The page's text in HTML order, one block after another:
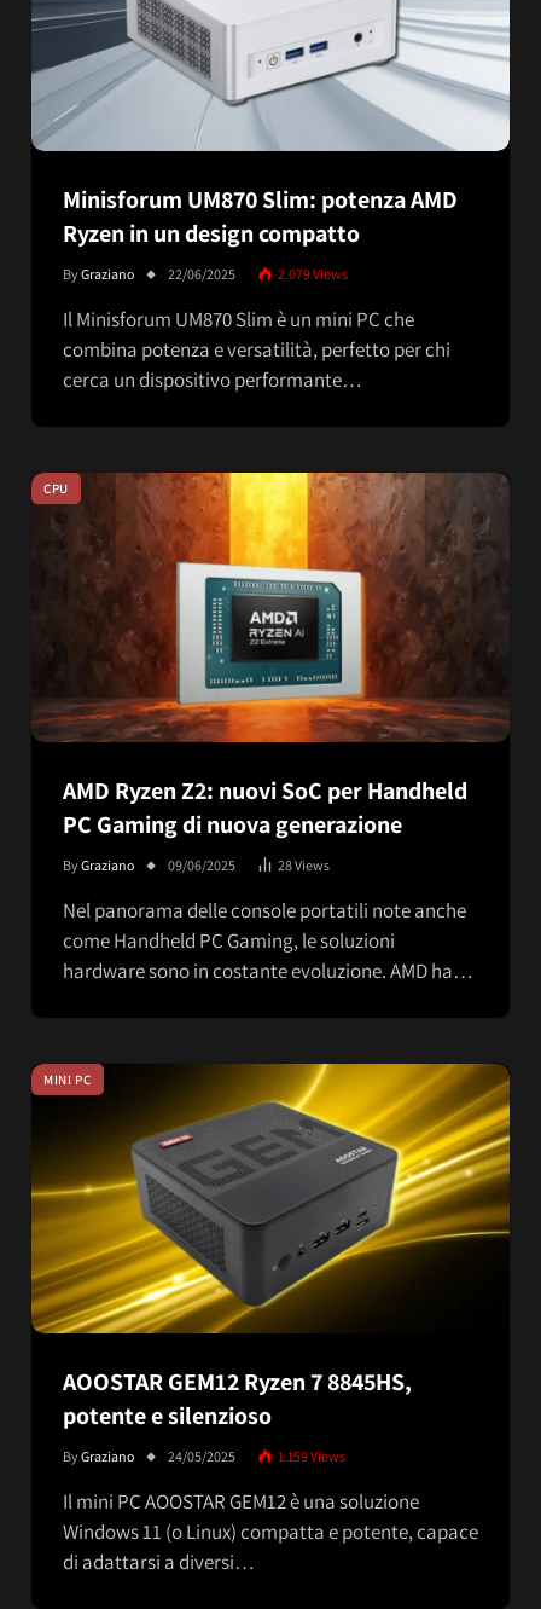
Minisforum UM870 Slim: potenza AMD
Ryzen in un design compatto
ByGraziano 22/06/2025 2.079Views
Il Minisforum UM870 Slim è un mini PC che
combina potenza e versatilità, perfetto per chi
cerca un dispositivo performante…
CPU
AMD Ryzen Z2: nuovi SoC per Handheld
PC Gaming di nuova generazione
ByGraziano 09/06/2025 28Views
Nel panorama delle console portatili note anche
come Handheld PC Gaming, le soluzioni
hardware sono in costante evoluzione. AMD ha…
MINI PC
AOOSTAR GEM12 Ryzen 7 8845HS,
potente e silenzioso
ByGraziano 24/05/2025 1.159Views
Il mini PC AOOSTAR GEM12 è una soluzione
Windows 11 (o Linux) compatta e potente, capace
di adattarsi a diversi…